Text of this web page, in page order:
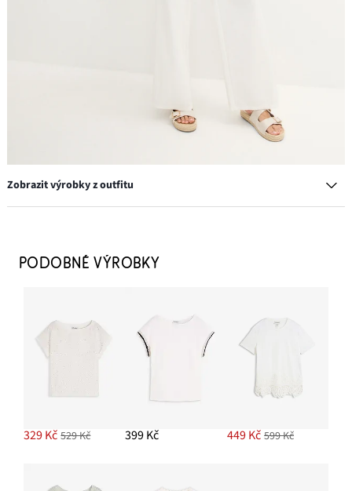
Zobrazit výrobky z outfitu
529 Kč
Náušnice s designem květů
249 Kč
PODOBNÉ VÝROBKY
329 Kč 529 Kč 399 Kč 449 Kč 599 Kč